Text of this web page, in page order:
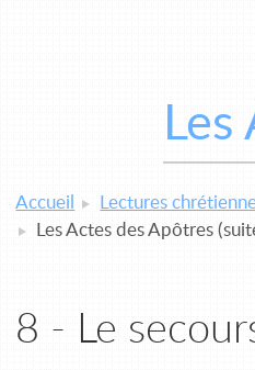
Accueil Lectures
Les Actes des Apôtres
8 - Le